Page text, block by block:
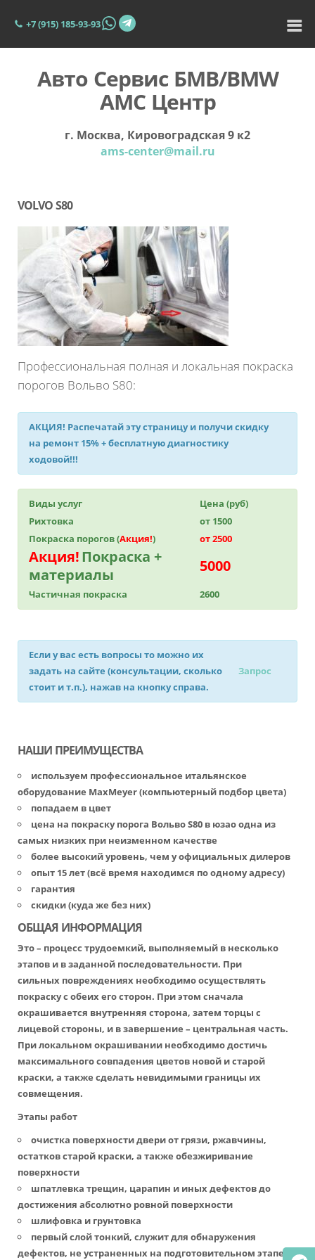
+7 (915) 185-93-93
Авто Сервис БМВ/BMW
АМС Центр
г. Москва, Кировоградская 9 к2
ams-center@mail.ru
VOLVO S80
Профессиональная полная и локальная покраска
порогов Вольво S80:
АКЦИЯ! Распечатай эту страницу и получискидку
на ремонт 15%+ бесплатную диагностику
ходовой!!!
Виды услуг
Цена (руб)
Рихтовка
от 1500
Покраска порогов (Акция!) от 2500
Акция!Покраска +
материалы
5000
Частичная покраска 2600
Если у вас есть вопросы то можно их
задать на сайте (консультации, сколько
стоит и т.п.), нажав на кнопку справа.
Запрос
НАШИ ПРЕИМУЩЕСТВА
используем профессиональное итальянское
оборудование MaxMeyer (компьютерный подбор цвета)
попадаем в цвет
цена на покраску порога Вольво S80 в юзао одна из
самых низких при неизменном качестве
более высокий уровень, чем у официальных дилеров
опыт 15 лет (всё время находимся по одному адресу)
гарантия
скидки (куда же без них)
ОБЩАЯ ИНФОРМАЦИЯ
Это – процесс трудоемкий, выполняемый в несколько
этапов и в заданной последовательности. При
сильных повреждениях необходимо осуществлять
покраску с обеих его сторон. При этом сначала
окрашивается внутренняя сторона, затем торцы с
лицевой стороны, и в завершение – центральная часть.
При локальном окрашивании необходимо достичь
максимального совпадения цветов новой и старой
краски, а также сделать невидимыми границы их
совмещения.
Этапы работ
очистка поверхности двери от грязи, ржавчины,
остатков старой краски, а также обезжиривание
поверхности
шпатлевка трещин, царапин и иных дефектов до
достижения абсолютно ровной поверхности
шлифовка и грунтовка
первый слой тонкий, служит для обнаружения
дефектов, не устраненных на подготовительном этапе